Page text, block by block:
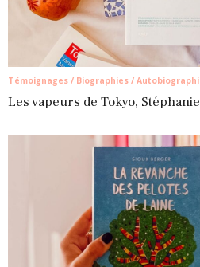
Témoignages / Biographies /
Les vapeurs de Tokyo,